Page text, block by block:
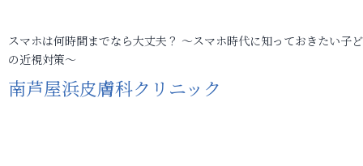
スマホは何時間までなら大丈夫？ ～スマホ時代に知っておきたい子
の近視対策～
南芦屋浜皮膚科クリニック